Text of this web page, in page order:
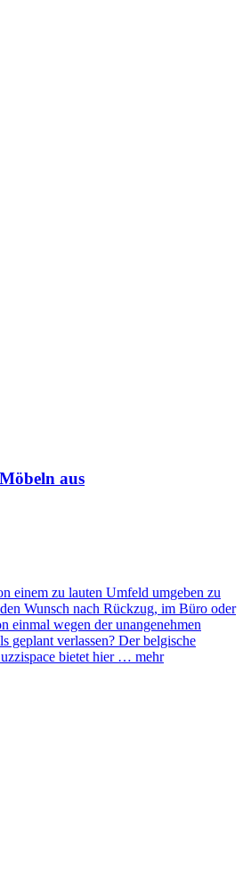
aus
einem zu lauten Umfeld umgeben zu
Wunsch nach Rückzug, im Büro oder
einmal wegen der unangenehmen
geplant verlassen? Der belgische
bietet hier … mehr